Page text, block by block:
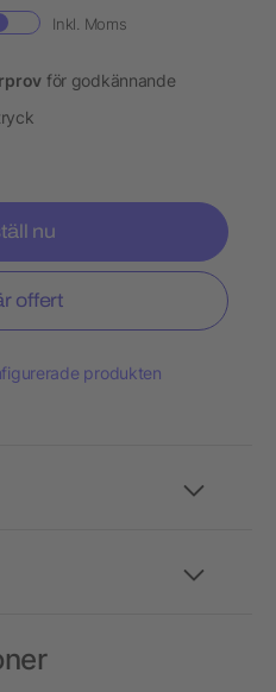
Inkl. Moms
för godkännande
nu
offert
produkten